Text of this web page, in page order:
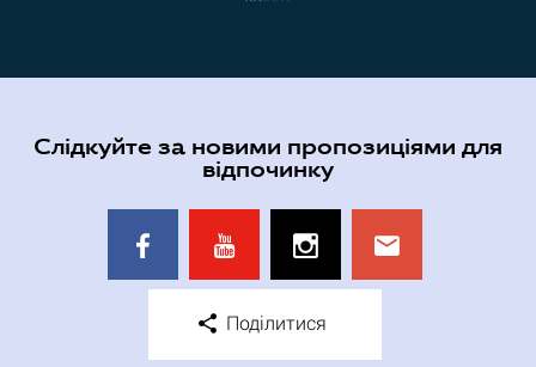
Слідкуйте за новими пропозиціями для
відпочинку
Поділитися